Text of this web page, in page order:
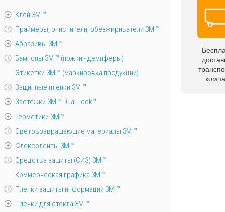
Клей 3М ™
Праймеры, очистители, обезжириватели 3М ™
Абразивы 3М ™
Бампоны 3М ™ (ножки - демпферы)
Этикетки 3М ™ (маркировка продукции)
Защитные пленки 3М ™
Застёжки 3М ™ Dual Lock™
Герметики 3М ™
Световозвращающие материалы 3М ™
Флексоленты 3М ™
Средства защиты (СИЗ) 3M ™
Коммерческая графика 3М ™
Пленки защиты информации 3М ™
Пленки для стекла 3М ™